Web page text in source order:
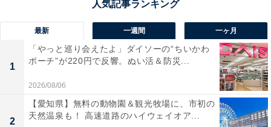
梅干し、サンダル
最新 一週間 一ヶ月
1
「やっと巡り会えたよ」ダイソーの“ちいかわ
ポーチ”が220円で反響。ぬい活＆防災...
2026/08/06
2
【愛知県】無料の動物園＆観光牧場に、市初の
天然温泉も！ 高速道路のハイウェイオア...